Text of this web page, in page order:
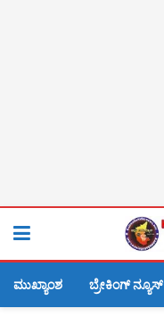
ಮುಖ್ಯಾಂಶ ಬ್ರೇಕಿಂಗ್ ನ್ಯೂಸ್